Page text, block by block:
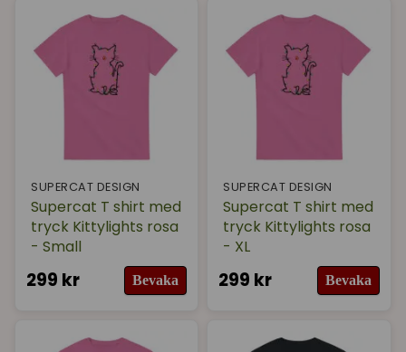
SUPERCAT DESIGN
Supercat T shirt med
tryck Kittylights rosa
- Small
299 kr Bevaka
SUPERCAT DESIGN
Supercat T shirt med
tryck Kittylights rosa
- XL
299 kr Bevaka